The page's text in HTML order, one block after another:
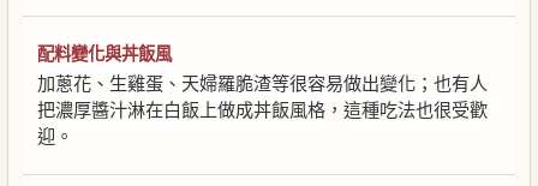
配料變化與丼飯風
加蔥花、生雞蛋、天婦羅脆渣等很容易做出變化；也有人
把濃厚醬汁淋在白飯上做成丼飯風格，這種吃法也很受歡
迎。